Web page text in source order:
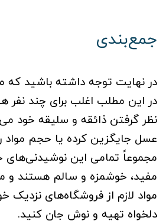
جمع‌بندی
در نهایت توجه داشته باشید که
در این مطلب اغلب برای چند نفر
نظر گرفتن ذائقه و سلیقه خود
عسل جایگزین کرده یا حجم مواد
مجموعاً تمامی این نوشیدنی‌های
مفید، خوشمزه و سالم هستند و
مواد لازم از فروشگاه‌های نزدیک
دلخواه تهیه و نوش جان کنید.